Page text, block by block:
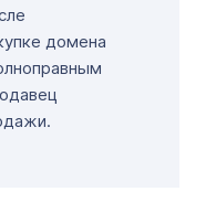
домена